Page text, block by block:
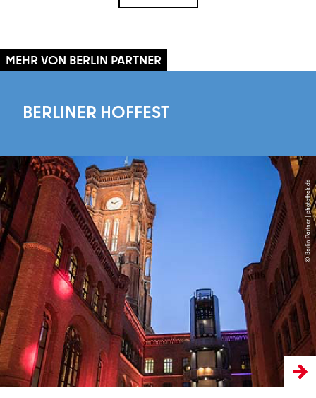
MEHR VON BERLIN PARTNER
BERLINER HOFFEST
Mehr erfahren